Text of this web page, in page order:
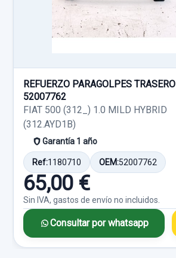
Garantía 1 año
20,00 €
Sin IVA, gastos de envío no incluidos.
Consultar por whatsapp
REFUERZO PARAGOLPES TRASERO
52007762
FIAT 500 (312_) 1.0 MILD HYBRID
(312.AYD1B)
Garantía 1 año
Ref:1180710 OEM:52007762
65,00 €
Sin IVA, gastos de envío no incluidos.
Consultar por whatsapp